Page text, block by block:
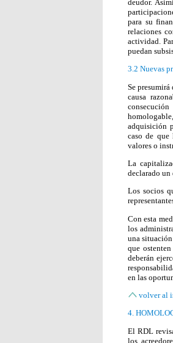
deudor.
para su
relaciones
actividad.
puedan
3.2 Nuevas
Se presumirá
causa
adquisición
caso de que
valores o
La
declarado
Los socios
Con esta
los
una
que
deberán
en las
volver al
4.
El RDL
los